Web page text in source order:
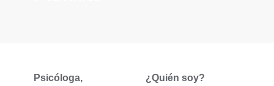
Psicóloga,
¿Quién soy?